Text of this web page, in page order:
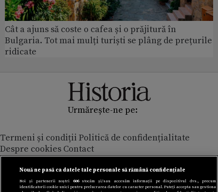
Cât a ajuns să coste o cafea și o prăjitură în
Bulgaria. Tot mai mulți turiști se plâng de prețurile
ridicate
Urmărește-ne pe:
Termeni și condiții Politică de confidențialitate
Despre cookies Contact
Modifică preferințe pentru confidențialitate
© Toate drepturile rezervate Adevarul Holding 2026
Nouă ne pasă ca datele tale personale să rămână confidențiale
Noi și partenerii noștri 606stocăm și/sau accesăm informații pe dispozitivul dvs., precum
identificatorii cookie unici pentru prelucrarea datelor cu caracter personal. Puteți accepta sau gestiona